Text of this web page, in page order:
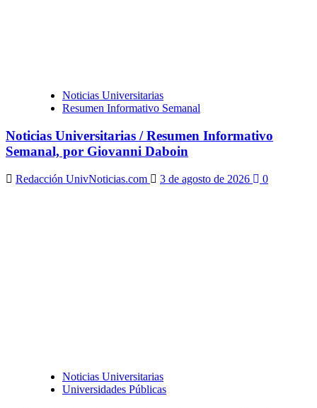
Noticias Universitarias
Resumen Informativo Semanal
Noticias Universitarias / Resumen Informativo
Semanal, por Giovanni Daboin
Redacción UnivNoticias.com 3 de agosto de 2026 0
Noticias Universitarias
Universidades Públicas